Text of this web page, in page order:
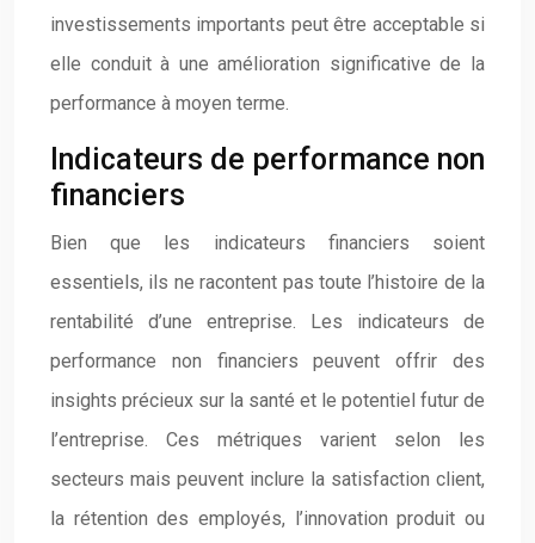
investissements importants peut être acceptable si
elle conduit à une amélioration significative de la
performance à moyen terme.
Indicateurs de performance non
financiers
Bien que les indicateurs financiers soient
essentiels, ils ne racontent pas toute l’histoire de la
rentabilité d’une entreprise. Les indicateurs de
performance non financiers peuvent offrir des
insights précieux sur la santé et le potentiel futur de
l’entreprise. Ces métriques varient selon les
secteurs mais peuvent inclure la satisfaction client,
la rétention des employés, l’innovation produit ou